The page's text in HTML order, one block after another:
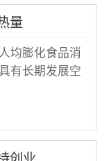
量
均膨化食品消
有长期发展空